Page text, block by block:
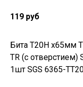
119 руб
Бита T20H х65мм
TR (с отверстием)
1шт SGS 6365-